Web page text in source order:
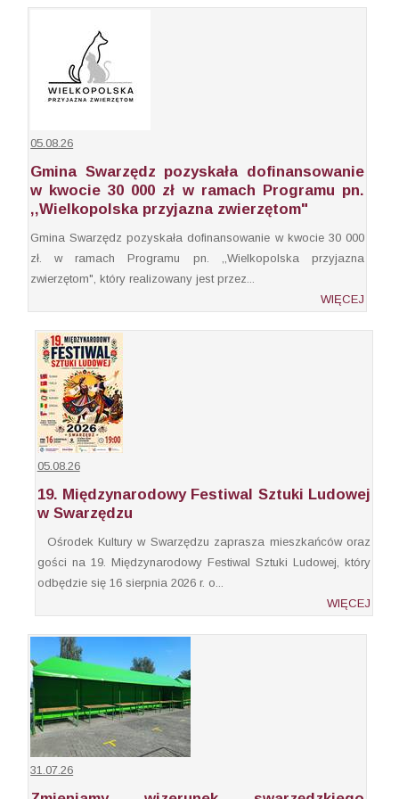
05.08.26
Gmina Swarzędz pozyskała dofinansowanie
w kwocie 30 000 zł w ramach Programu pn.
,,Wielkopolska przyjazna zwierzętom"
Gmina Swarzędz pozyskała dofinansowanie w kwocie 30 000
zł. w ramach Programu pn. ,,Wielkopolska przyjazna
zwierzętom", który realizowany jest przez...
WIĘCEJ
05.08.26
19. Międzynarodowy Festiwal Sztuki Ludowej
w Swarzędzu
Ośrodek Kultury w Swarzędzu zaprasza mieszkańców oraz
gości na 19. Międzynarodowy Festiwal Sztuki Ludowej, który
odbędzie się 16 sierpnia 2026 r. o...
WIĘCEJ
31.07.26